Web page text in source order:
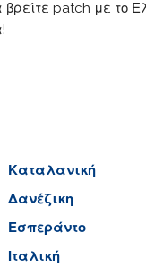
patch με το
Καταλανική
Δανέζικη
Εσπεράντο
Ιταλική